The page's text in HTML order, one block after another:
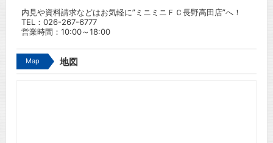
内見や資料請求などはお気軽に”ミニミニＦＣ長野高田店”へ！
TEL： 026-267-6777
営業時間：10:00～18:00
Map 地図